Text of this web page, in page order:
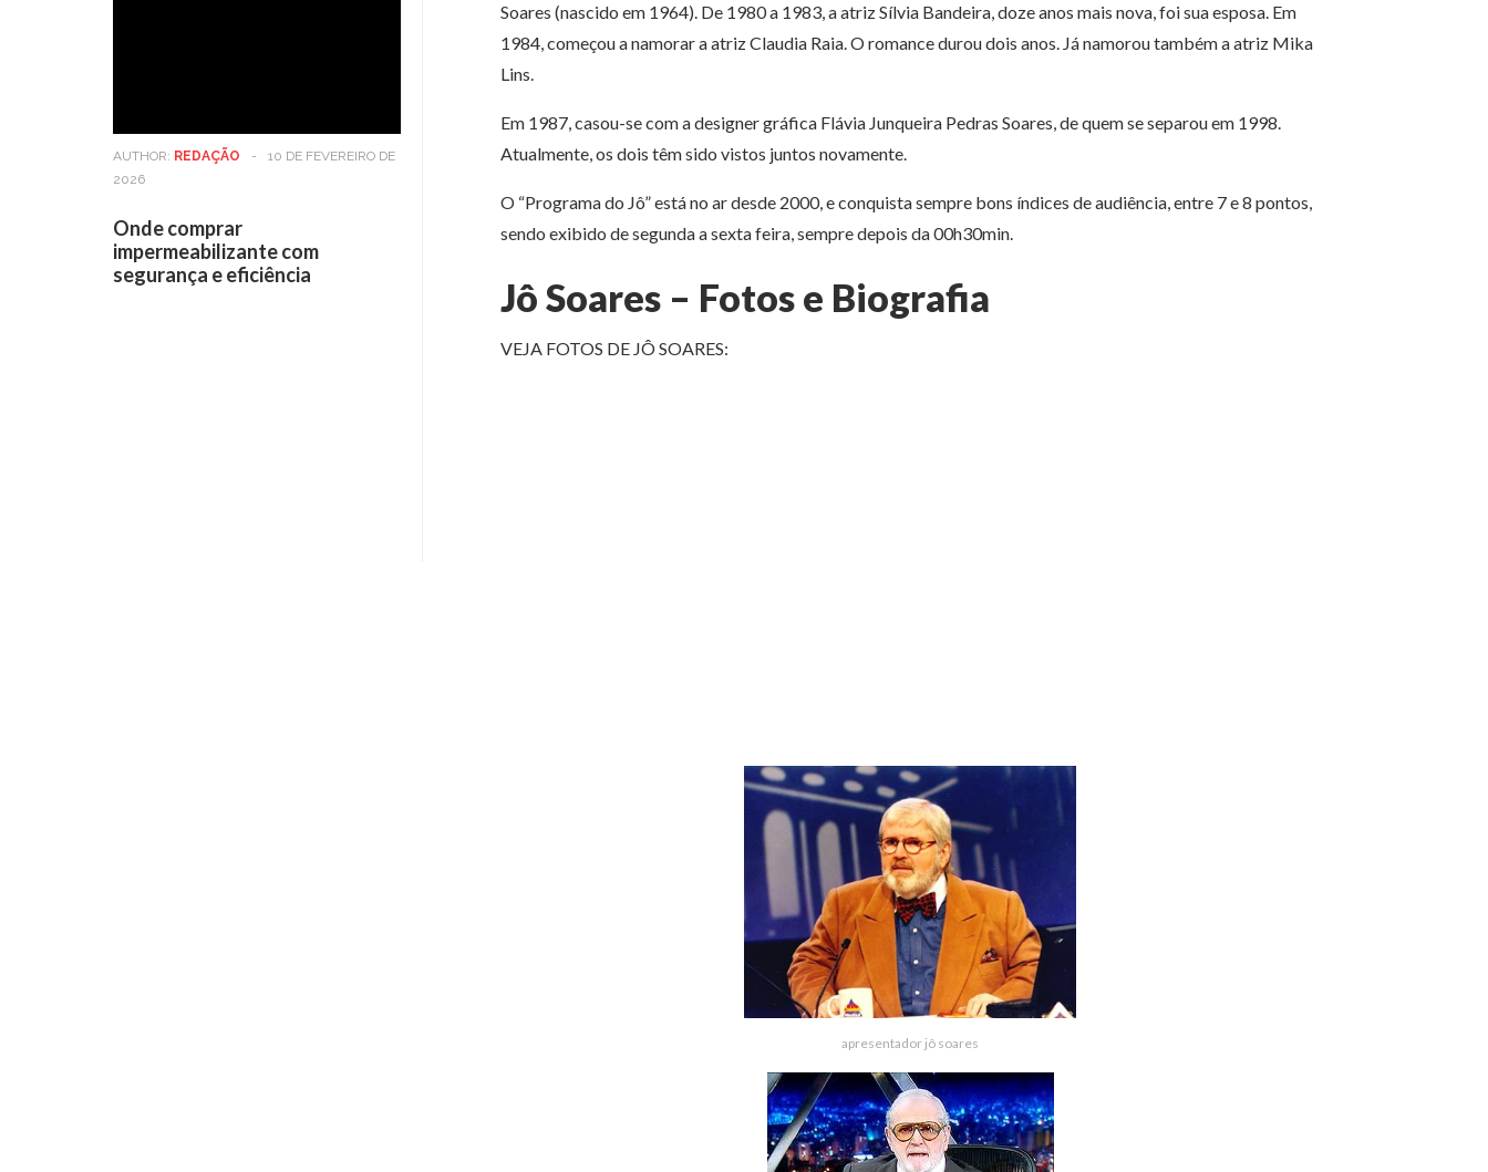
Soares (nascido em 1964). De 1980 a 1983, a atriz Sílvia Bandeira, doze anos mais nova, foi sua esposa. Em
1984, começou a namorar a atriz Claudia Raia. O romance durou dois anos. Já namorou também a atriz Mika
Lins.
Em 1987, casou-se com a designer gráfica Flávia Junqueira Pedras Soares, de quem se separou em 1998.
Atualmente, os dois têm sido vistos juntos novamente.
O “Programa do Jô” está no ar desde 2000, e conquista sempre bons índices de audiência, entre 7 e 8 pontos,
sendo exibido de segunda a sexta feira, sempre depois da 00h30min.
Jô Soares – Fotos e Biografia
VEJA FOTOS DE JÔ SOARES:
apresentador jô soares
AUTHOR: REDAÇÃO -
10 DE FEVEREIRO DE
2026
Onde comprar
impermeabilizante com
segurança e eficiência